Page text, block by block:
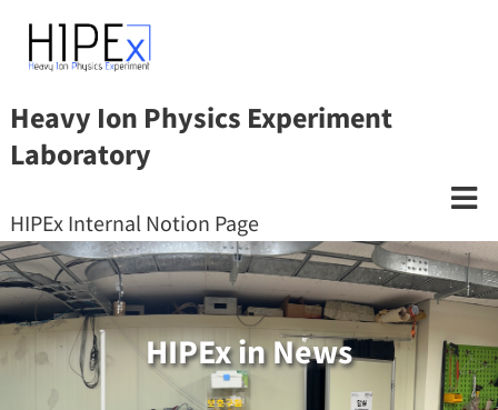
Heavy Ion Physics Experiment
Laboratory
HIPEx Internal Notion Page
HIPEx in News